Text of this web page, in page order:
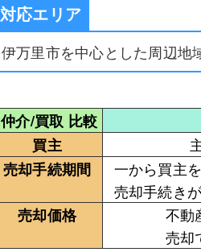
対応エリア
伊万里市を中心とした周辺地
仲介/買取 比較
買主
売却手続期間
一から買主
売却手続き
売却価格
不動
売却